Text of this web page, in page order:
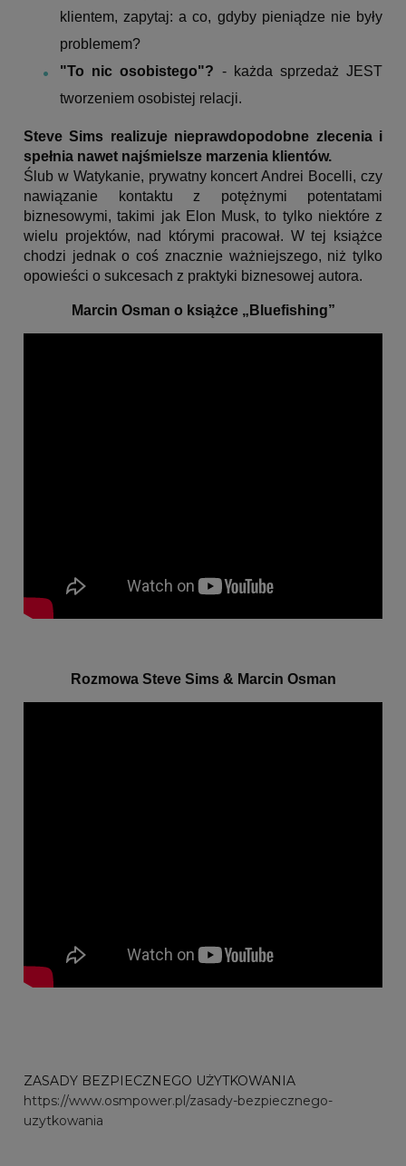
klientem, zapytaj: a co, gdyby pieniądze nie były
problemem?
"To nic osobistego"? - każda sprzedaż JEST
tworzeniem osobistej relacji.
Steve Sims realizuje nieprawdopodobne zlecenia i
spełnia nawet najśmielsze marzenia klientów.
Ślub w Watykanie, prywatny koncert Andrei Bocelli, czy
nawiązanie kontaktu z potężnymi potentatami
biznesowymi, takimi jak Elon Musk, to tylko niektóre z
wielu projektów, nad którymi pracował. W tej książce
chodzi jednak o coś znacznie ważniejszego, niż tylko
opowieści o sukcesach z praktyki biznesowej autora.
Marcin Osman o książce „Bluefishing”
Rozmowa Steve Sims & Marcin Osman
ZASADY BEZPIECZNEGO UŻYTKOWANIA
https://www.osmpower.pl/zasady-bezpiecznego-
uzytkowania